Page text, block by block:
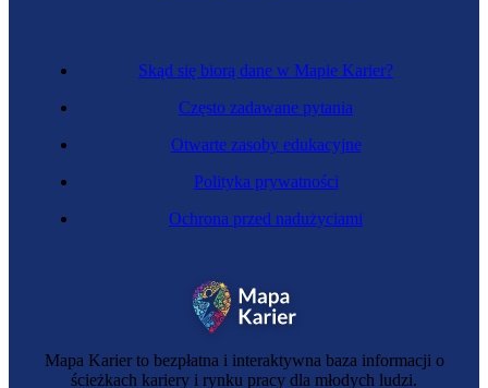
Analityczka laboratoryjna
Mapa Karier to bezpłatna i interaktywna baza informacji o
ścieżkach kariery i rynku pracy dla młodych ludzi.
Skąd się biorą dane w Mapie Karier?
Często zadawane pytania
Otwarte zasoby edukacyjne
Polityka prywatności
Ochrona przed nadużyciami